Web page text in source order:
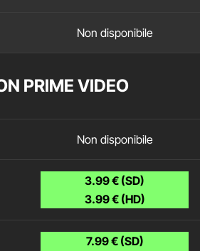
Non disponibile
PRIME VIDEO
Non disponibile
3.99 € (SD)
3.99 € (HD)
7.99 € (SD)